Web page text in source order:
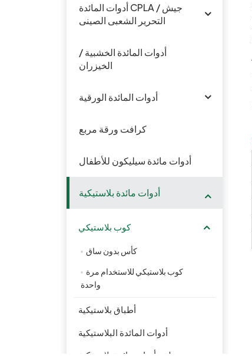
أدوات المائدة CPLA / جيش
التحرير الشعبى الصينى
أدوات المائدة الخشبية /
الخيزران
أدوات المائدة الورقية
كرافت ورقة مربع
أدوات مائدة سيليكون للأطفال
أدوات مائدة بلاستيكية
كوب بلاستيكي
كأس بدون ساق
كوب بلاستيكي للاستخدام مرة
واحدة
أطباق بلاستيكية
أدوات المائدة البلاستيكية
طقم أدوات مائدة بلاستيكية